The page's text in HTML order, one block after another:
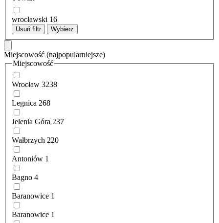
wrocławski 16
Usuń filtr Wybierz
Miejscowość (najpopularniejsze)
Miejscowość
Wrocław 3238
Legnica 268
Jelenia Góra 237
Wałbrzych 220
Antoniów 1
Bagno 4
Baranowice 1
Baranowice 1